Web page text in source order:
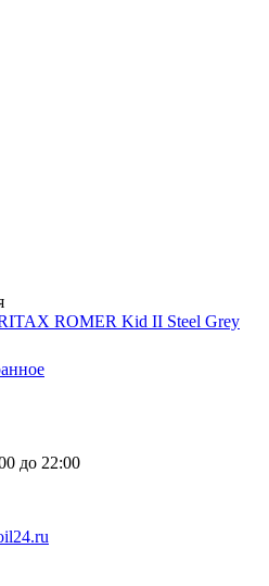
ROMER Kid II Steel Grey
до 22:00